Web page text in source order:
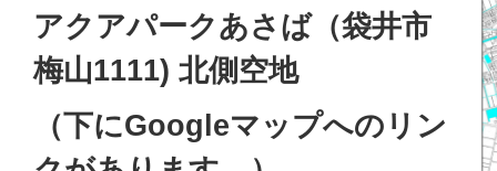
アクアパークあさば（袋井市
梅山1111) 北側空地
（下にGoogleマップへのリン